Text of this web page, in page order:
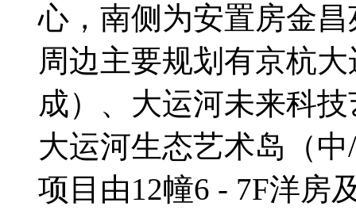
心，南侧为安置房金昌
周边主要规划有京杭
成）、大运河未来科
大运河生态艺术岛（
项目由12幢6 - 7F洋房